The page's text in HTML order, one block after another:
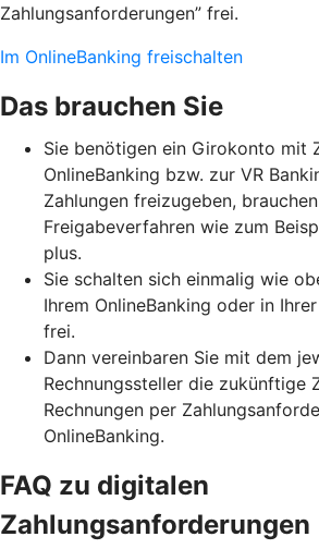
Zahlungsanforderungen” frei.
Im OnlineBanking freischalten
Das brauchen Sie
Sie benötigen ein Girokonto mit
OnlineBanking bzw. zur VR
Zahlungen freizugeben,
Freigabeverfahren wie zum
plus.
Sie schalten sich einmalig wie
Ihrem OnlineBanking oder in
frei.
Dann vereinbaren Sie mit dem
Rechnungssteller die zukünftige
Rechnungen per
OnlineBanking.
FAQ zu digitalen
Zahlungsanforderungen